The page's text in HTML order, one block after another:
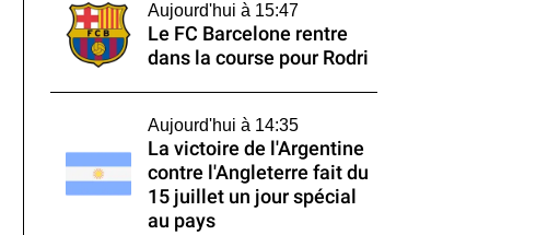
Aujourd'hui à 15:47
Le FC Barcelone rentre
dans la course pour Rodri
Aujourd'hui à 14:35
La victoire de l'Argentine
contre l'Angleterre fait du
15 juillet un jour spécial
au pays